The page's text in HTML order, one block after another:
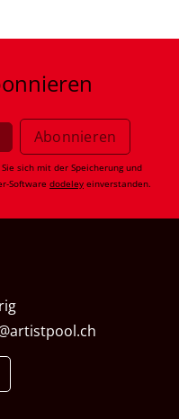
sich mit der Speicherung und
Software dodeley einverstanden.